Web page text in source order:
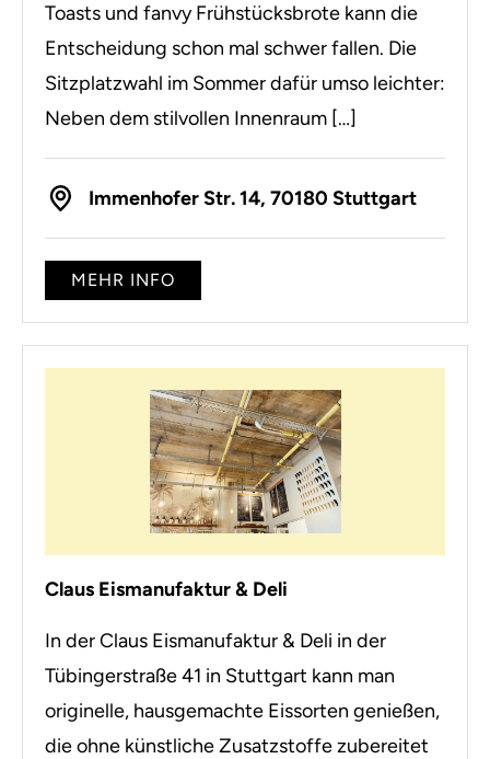
Toasts und fanvy Frühstücksbrote kann die
Entscheidung schon mal schwer fallen. Die
Sitzplatzwahl im Sommer dafür umso leichter:
Neben dem stilvollen Innenraum […]
Immenhofer Str. 14, 70180 Stuttgart
MEHR INFO
Claus Eismanufaktur & Deli
In der Claus Eismanufaktur & Deli in der
Tübingerstraße 41 in Stuttgart kann man
originelle, hausgemachte Eissorten genießen,
die ohne künstliche Zusatzstoffe zubereitet